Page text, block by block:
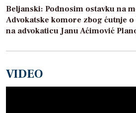
Beljanski: Podnosim ostavku na
Advokatske komore zbog ćutnje
na advokaticu Janu Aćimović
VIDEO